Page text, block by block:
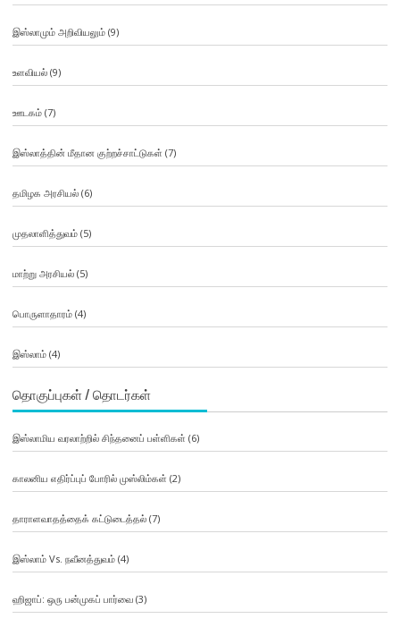
இஸ்லாமும் அறிவியலும்(9)
உளவியல்(9)
ஊடகம்(7)
இஸ்லாத்தின் மீதான குற்றச்சாட்டுகள் (7)
தமிழக அரசியல்(6)
முதலாளித்துவம்(5)
மாற்று அரசியல்(5)
பொருளாதாரம்(4)
இஸ்லாம்(4)
தொகுப்புகள் / தொடர்கள்
இஸ்லாமிய வரலாற்றில் சிந்தனைப் பள்ளிகள் (6)
காலனிய எதிர்ப்புப் போரில் முஸ்லிம்கள் (2)
தாராளவாதத்தைக் கட்டுடைத்தல்(7)
இஸ்லாம் Vs. நவீனத்துவம்(4)
ஹிஜாப்: ஒரு பன்முகப் பார்வை(3)